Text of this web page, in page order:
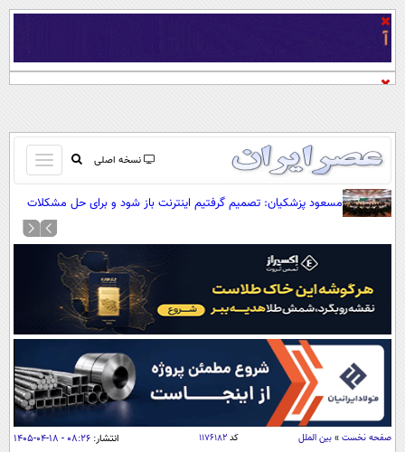
نسخه اصلی
باز
و
بسته
کردن
صفحه اول
نظرسنجی
آب و هوا
اوقات شرعی
پیوند ها
سواد زندگی
اقتصاد
مسعود پزشکیان: تصمیم گرفتیم اینترنت باز شود و برای حل مشکلات
صفحه نخست » بین الملل کد۱۱۷۶۱۸۲ انتشار: ۰۸:۲۶ - ۱۸-۰۴-۱۴۰۵